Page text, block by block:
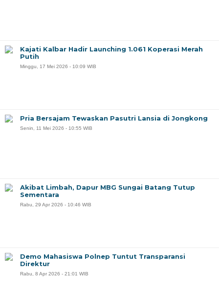
Kajati Kalbar Hadir Launching 1.061 Koperasi Merah
Putih
Minggu, 17 Mei 2026 - 10:09 WIB
Pria Bersajam Tewaskan Pasutri Lansia di Jongkong
Senin, 11 Mei 2026 - 10:55 WIB
Akibat Limbah, Dapur MBG Sungai Batang Tutup
Sementara
Rabu, 29 Apr 2026 - 10:46 WIB
Demo Mahasiswa Polnep Tuntut Transparansi
Direktur
Rabu, 8 Apr 2026 - 21:01 WIB